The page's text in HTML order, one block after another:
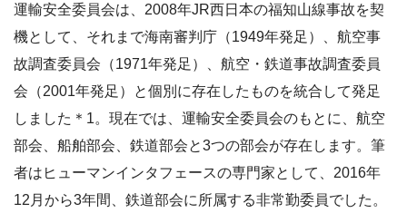
運輸安全委員会は、2008年JR西日本の福知山線事故を契
機として、それまで海南審判庁（1949年発足）、航空事
故調査委員会（1971年発足）、航空・鉄道事故調査委員
会（2001年発足）と個別に存在したものを統合して発足
しました＊1。現在では、運輸安全委員会のもとに、航空
部会、船舶部会、鉄道部会と3つの部会が存在します。筆
者はヒューマンインタフェースの専門家として、2016年
12月から3年間、鉄道部会に所属する非常勤委員でした。